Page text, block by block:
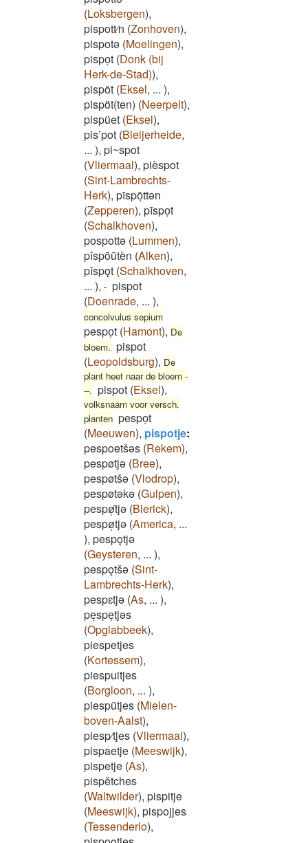
(Loksbergen),
pispott⁄n (Zonhoven),
pispotə (Moelingen),
pispoͅt (Donk (bij
Herk-de-Stad)),
pispöt (Eksel, ... ),
pispöt(ten) (Neerpelt),
pispüet (Eksel),
pis’pot (Bleijerheide,
... ), pi~spot
(Vliermaal), pièspot
(Sint-Lambrechts-
Herk), pīspōͅttən
(Zepperen), pīspoͅt
(Schalkhoven),
pospottə (Lummen),
pîspōūtèn (Alken),
pīspǫt (Schalkhoven,
... ), - pispot
(Doenrade, ... ),
concolvulus sepium
pespoͅt (Hamont), De
bloem. pispot
(Leopoldsburg), De
plant heet naar de bloem -
--. pispot (Eksel),
volksnaam voor versch.
planten pespoͅt
(Meeuwen), pispotje:
pespoetšəs (Rekem),
pespøtjǝ (Bree),
pespøtšǝ (Vlodrop),
pespøtǝkǝ (Gulpen),
pespø̜̄tjǝ (Blerick),
pespø̜tjǝ (America, ...
), pespǫtjǝ
(Geysteren, ... ),
pespǫtšǝ (Sint-
Lambrechts-Herk),
pespɛtjǝ (As, ... ),
peͅspeͅtjəs
(Opglabbeek),
piespetjes
(Kortessem),
piespuitjes
(Borgloon, ... ),
piespütjes (Mielen-
boven-Aalst),
piesp⁄tjes (Vliermaal),
pispaetje (Meeswijk),
pispetje (As),
pispĕtches
(Waltwilder), pispitje
(Meeswijk), pispojjes
(Tessenderlo),